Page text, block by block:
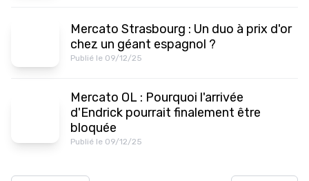
Mercato Strasbourg : Un duo à prix d'or
chez un géant espagnol ?
Publié le 09/12/25
Mercato OL : Pourquoi l'arrivée
d'Endrick pourrait finalement être
bloquée
Publié le 09/12/25